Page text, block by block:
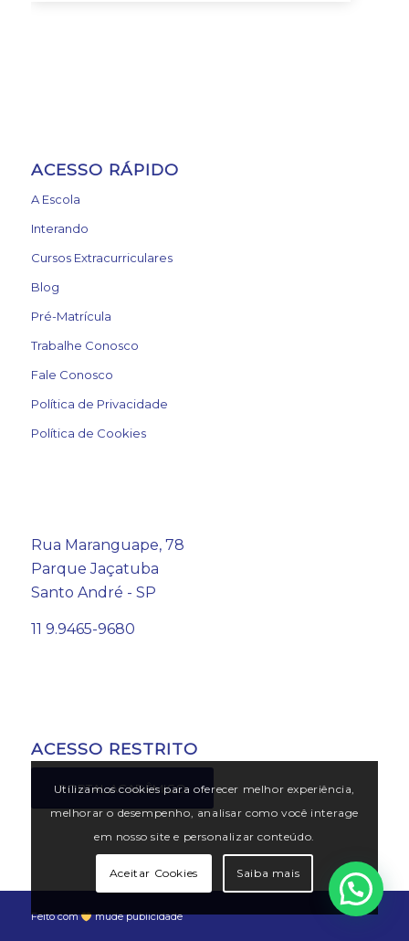
ACESSO RÁPIDO
A Escola
Interando
Cursos Extracurriculares
Blog
Pré-Matrícula
Trabalhe Conosco
Fale Conosco
Política de Privacidade
Política de Cookies
Rua Maranguape, 78
Parque Jaçatuba
Santo André - SP
11 9.9465-9680
ACESSO RESTRITO
PORTAL ACADÊMICO
Feito com mude publicidade
Utilizamos cookies para oferecer melhor experiência,
melhorar o desempenho, analisar como você interage
em nosso site e personalizar conteúdo.
Aceitar Cookies Saiba mais